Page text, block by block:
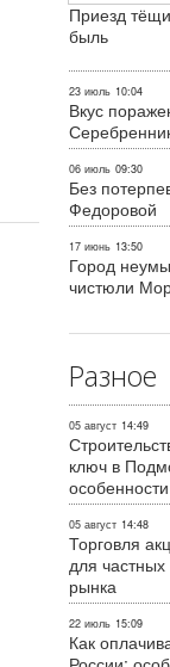
Приезд
быль
23 июль 10:04
Вкус
06 июль 09:30
Без
Федоровой
17 июнь 13:50
Город
чистюли
Разное
05 август 14:49
ключ в
05 август 14:48
Торговля
для
рынка
22 июль 15:09
Как